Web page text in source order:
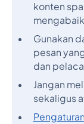
konten
Gunakan
pesan
dan
Jangan
sekaligus